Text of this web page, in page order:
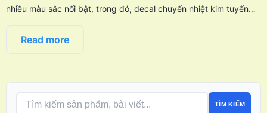
nhiều màu sắc nổi bật, trong đó, decal chuyển nhiệt kim tuyến…
Read more
TÌM KIẾM